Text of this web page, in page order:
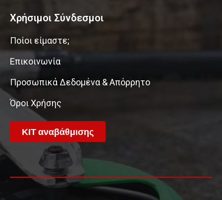
Χρήσιμοι Σύνδεσμοι
Ποίοι είμαστε;
Επικοινωνία
Προσωπικά Δεδομένα & Απόρρητο
Όροι Χρήσης
ΚΙΤ αναβάθμισης